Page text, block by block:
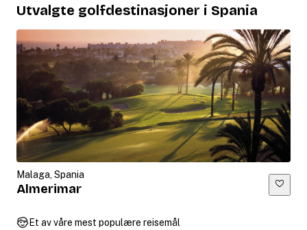
Utvalgte golfdestinasjoner i Spania
Malaga, Spania
Almerimar
Et av våre mest populære reisemål